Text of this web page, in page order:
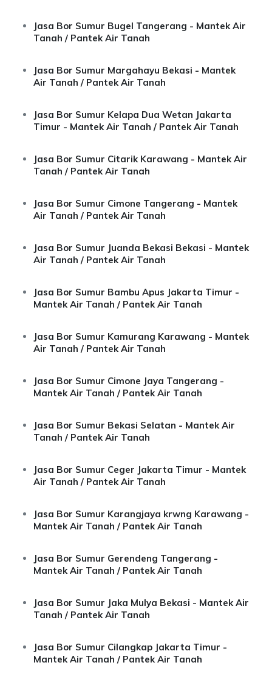
Jasa Bor Sumur Bugel Tangerang - Mantek Air
Tanah / Pantek Air Tanah
Jasa Bor Sumur Margahayu Bekasi - Mantek
Air Tanah / Pantek Air Tanah
Jasa Bor Sumur Kelapa Dua Wetan Jakarta
Timur - Mantek Air Tanah / Pantek Air Tanah
Jasa Bor Sumur Citarik Karawang - Mantek Air
Tanah / Pantek Air Tanah
Jasa Bor Sumur Cimone Tangerang - Mantek
Air Tanah / Pantek Air Tanah
Jasa Bor Sumur Juanda Bekasi Bekasi - Mantek
Air Tanah / Pantek Air Tanah
Jasa Bor Sumur Bambu Apus Jakarta Timur -
Mantek Air Tanah / Pantek Air Tanah
Jasa Bor Sumur Kamurang Karawang - Mantek
Air Tanah / Pantek Air Tanah
Jasa Bor Sumur Cimone Jaya Tangerang -
Mantek Air Tanah / Pantek Air Tanah
Jasa Bor Sumur Bekasi Selatan - Mantek Air
Tanah / Pantek Air Tanah
Jasa Bor Sumur Ceger Jakarta Timur - Mantek
Air Tanah / Pantek Air Tanah
Jasa Bor Sumur Karangjaya krwng Karawang -
Mantek Air Tanah / Pantek Air Tanah
Jasa Bor Sumur Gerendeng Tangerang -
Mantek Air Tanah / Pantek Air Tanah
Jasa Bor Sumur Jaka Mulya Bekasi - Mantek Air
Tanah / Pantek Air Tanah
Jasa Bor Sumur Cilangkap Jakarta Timur -
Mantek Air Tanah / Pantek Air Tanah